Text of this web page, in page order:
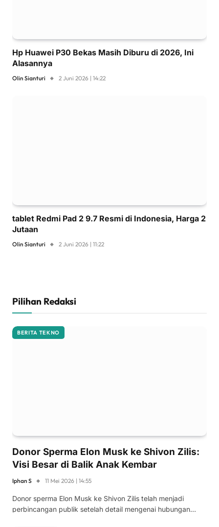
Hp Huawei P30 Bekas Masih Diburu di 2026, Ini
Alasannya
Olin Sianturi 2 Juni 2026 | 14:22
tablet Redmi Pad 2 9.7 Resmi di Indonesia, Harga 2
Jutaan
Olin Sianturi 2 Juni 2026 | 11:22
Pilihan Redaksi
BERITA TEKNO
Donor Sperma Elon Musk ke Shivon Zilis:
Visi Besar di Balik Anak Kembar
Iphan S 11 Mei 2026 | 14:55
Donor sperma Elon Musk ke Shivon Zilis telah menjadi
perbincangan publik setelah detail mengenai hubungan…